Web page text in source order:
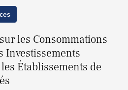
les Consommations
Investissements
Établissements de